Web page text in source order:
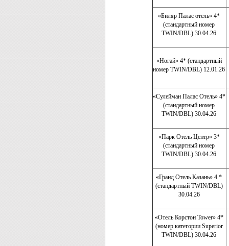
«Биляр Палас отель» 4*
(стандартный номер
TWIN/DBL) 30.04.26
«Ногай» 4* (стандартный
номер TWIN/DBL) 12.01.26
«Сулейман Палас Отель» 4*
(стандартный номер
TWIN/DBL) 30.04.26
«Парк Отель Центр» 3*
(стандартный номер
TWIN/DBL) 30.04.26
«Гранд Отель Казань» 4 *
(стандартный TWIN/DBL)
30.04.26
«Отель Корстон Tower» 4*
(номер категории Superior
TWIN/DBL) 30.04.26